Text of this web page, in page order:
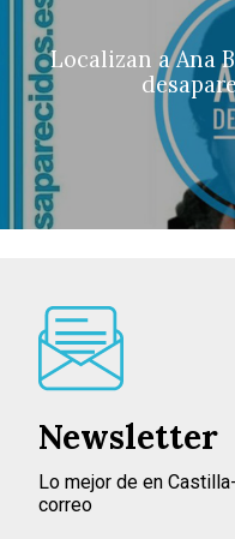
Localizan a Ana
Newsletter
Lo mejor de en
correo